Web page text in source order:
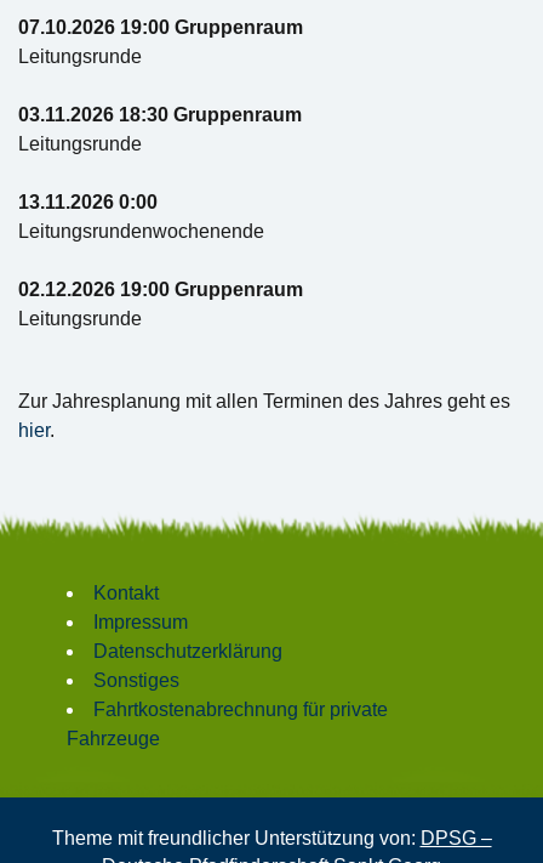
07.10.2026 19:00 Gruppenraum
Leitungsrunde
03.11.2026 18:30 Gruppenraum
Leitungsrunde
13.11.2026 0:00
Leitungsrundenwochenende
02.12.2026 19:00 Gruppenraum
Leitungsrunde
Zur Jahresplanung mit allen Terminen des Jahres geht es
hier.
Kontakt
Impressum
Datenschutzerklärung
Sonstiges
Fahrtkostenabrechnung für private
Fahrzeuge
Theme mit freundlicher Unterstützung von: DPSG –